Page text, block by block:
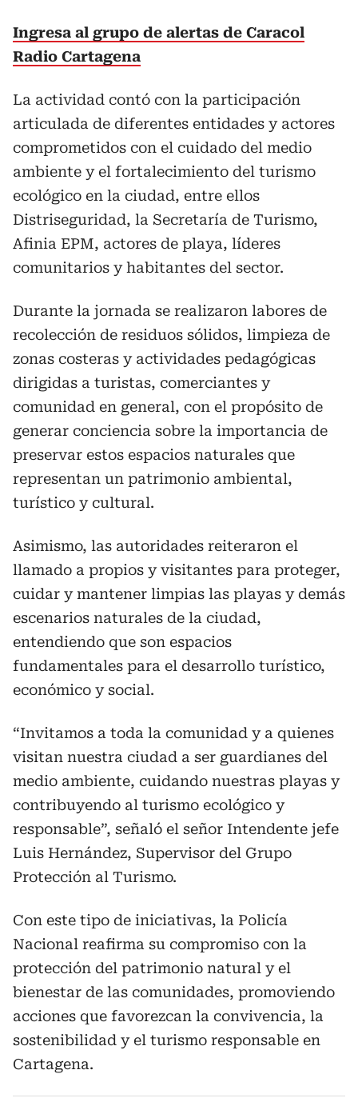
Ingresa al grupo de alertas de Caracol
Radio Cartagena
La actividad contó con la participación
articulada de diferentes entidades y actores
comprometidos con el cuidado del medio
ambiente y el fortalecimiento del turismo
ecológico en la ciudad, entre ellos
Distriseguridad, la Secretaría de Turismo,
Afinia EPM, actores de playa, líderes
comunitarios y habitantes del sector.
Durante la jornada se realizaron labores de
recolección de residuos sólidos, limpieza de
zonas costeras y actividades pedagógicas
dirigidas a turistas, comerciantes y
comunidad en general, con el propósito de
generar conciencia sobre la importancia de
preservar estos espacios naturales que
representan un patrimonio ambiental,
turístico y cultural.
Asimismo, las autoridades reiteraron el
llamado a propios y visitantes para proteger,
cuidar y mantener limpias las playas y demás
escenarios naturales de la ciudad,
entendiendo que son espacios
fundamentales para el desarrollo turístico,
económico y social.
“Invitamos a toda la comunidad y a quienes
visitan nuestra ciudad a ser guardianes del
medio ambiente, cuidando nuestras playas y
contribuyendo al turismo ecológico y
responsable”, señaló el señor Intendente jefe
Luis Hernández, Supervisor del Grupo
Protección al Turismo.
Con este tipo de iniciativas, la Policía
Nacional reafirma su compromiso con la
protección del patrimonio natural y el
bienestar de las comunidades, promoviendo
acciones que favorezcan la convivencia, la
sostenibilidad y el turismo responsable en
Cartagena.